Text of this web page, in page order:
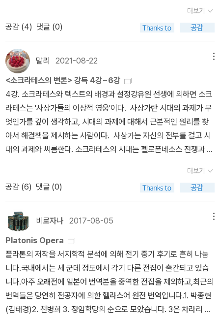
구함(17a~18a)2. 고발인들을 두 부류로 나눔(18a)3. 법정 고발 이
전에 자신에 대한 선입관을 갖게 한 최초의 고발인들과 이들에 대한
변론(18b~24b)1) 자신을 자연에 대한 탐구자로 잘못 말함(19a~d)
2) 자신을 소피스테스로 잘못 앎(19d~20a)4. 자신에 대한 비방들
을 생기게 한 특이한 일과 그 이후의 행각(20c~24a)1) 델피 신탁의
“소크라테스보다 더 현명한 자는 없다”는 응답을 전해 들음(20c~21
a)2) 신탁의 응답이 뜻하는 것이 무엇인지를 확인하러 나섬(21b~22
e)(1) 정치인들과의 대화에서 확인한 것(21c~e)(2) 시인들과의 대
화에서 확인한 것(22a~c)(3) 장인들과의 대화에서 확인한 것(22d
~e)3) 이들에 대한 캐물음으로 증오심을 사는 한편으로 자신이 현자
로 소문이 남(23a)4) 신탁의 응답이 뜻하는 바를 확인함: 무지의 자
각이 곧 지혜임을 깨달음(23b)5) 한가로운 젊은이들이 자신의 흉내
를 내어 잘난 사람들에게 캐묻고 다님(23c)6) 이로 인해 망신당한
1) 젊은이들을 타락시켰다는 죄목과 관련하여(24b~26a)2) 나라가
믿는 신들을 믿지 않는다는 죄목과 관련해서(26b~27e)6. 신이 지
시한 사명에 대한 의식(28a~34b)1) 자신에게 부과된 여러 가지 사
명(28a~31c)2) ‘영적인 것’ 또는 ‘영적인 알림’에 대하여(31c~d)
3) 한 정치적 사건에 대한 저항(32a~e)4) 자신의 행각에 대한 증언
을 요구함(33b~c)7. 자신의 변론 태도와 관련해서: 무죄 판결을 애
걸하지 않는 까닭(34b~35d)II. 사형 구형에 대한 반대 제의를 벌
론 자연학 가운데 일부도 옮겼고, 논리학과 윤리학 중에 안 옮긴 것도
있긴 하지만).비록 '원맨쇼'라고 표현했지만, 오랜 세월 아리스토텔레
스 번역에 매진한 김재홍의 업적은 충분히 인정할 만하다.(물론 그 완
성도에 대해서는 다른 의견도 있을 수 있겠다). 플라톤 전집에 관한
글에서도 말했듯 고전 번역은 올림픽도 월드컵도 아니니 굳이 경쟁할
필요는 없다. 다만 쉽지 않은 일인 만큼, 고생한 사람에게는 마땅한 명
예가 돌아가야 맞지 않나 싶다.여하간 이쯤 되면 김재홍도 단독 번역
전집 완간 욕심이 생길 법하지만 현재로선 어려워 보인다. 번역서가
아카넷, 그린비, 서광사, 길 등 여러 출판사에 뿔뿔이 흩어져 있고, 그
린비와 서광사의 전집에는 다른 번역자도 관여했기 때문이다. 지금으
로선 어느 출판사도 완간을 장담할 수 없으니, 머지않아 '헤쳐모여'를
암학당의 플라톤 전집이 출판사를 옮기면서 완간이 지연되고 판형이
달라져서 독자를 골탕먹였던 것과도 비슷한 상황이 재연될 수 있다.
즉 아카넷이나 그린비의 기존 '전집'을 구매한 독자는 결국 완간되지
못한 낱권만 갖게 되고, 빠진 권수만 채워 넣더라도 디자인 면에서 통
일성이 없는 들쑥날쑥한 '전집'을 가질 수밖에 없는 것이다.결과적으
로는 출판사고 번역자고 간에 '전집'에 대한 철저하고 장기적인 계획
없이 시작한 것이 문제는 아닐까 싶기도 하다. 물론 계획을 갖고 시작
해도 현실의 벽이 만만치 않으니 중도에 뒤집어질 가능성이야 항상
있겠지만, 이 분야에서 모범적인 사례인 서광사와 박종현의 사례처럼
수십 년째 지속되는 협력 관계를 찾아보기 힘들다는 것은 영 안타까
운 일이다.그 와중에 박종현은 이제 <파르메니데스/테아이테토스>
심도 절대적인 것까지 아니기는 마찬가지이다. 최근 논란이 된 뉴진
는 않으니까.지금에 와서 이런 모든 사법 불신의 사례가 나타나는 이
유는 그간 권력과 재력에 좌우된 불공정한 판결이 많았기 때문일 것
이다. 하지만 그렇다고 해서 사법 절차 모두를 불신한다는 것은 불합
리하다. '사법부의 현명한 판단을 기대한다'는 피고인의 입에 발린 발
언도 법원 판결에 대한 신뢰를 전제하는 만큼, 판결 불복은 단순한 이
의 제기 이상의 심각한 위반이다.이번의 대통령 탄핵 재판은 법치주
의에 대한 국민적 불신이 어느 정도인지 드러난 계기였다. 아이러니
한 점은 이런 사법 불신이 원래 오늘날 제1야당의 근간인 운동권의 주
특기였다는 점이다. 과거 군사 독재 정권을 줄곧 불신했던 까닭인지
통령 두 명과 현직 대표가 변호사 출신임에도 그렇다.최근 서부지법
난입 사건으로 절정에 도달한 사법 불신 풍조는 일차적으로 현직 대
통령과 집권 여당의 책임이라 할 수 있지만, 민주당 대표와 원내 3당
대표의 책임 역시 적지 않아 보인다. 왜냐하면 양쪽 모두 개인 비리에
대한 재판마저 잘못된 것이라 주장하며 비난해 왔기 때문이다. 자기
이익을 위해 법치주의를 부정했다는 점은 결국 너나 없이 똑같지 않
을까.여야를 막론하고 입법가인 국회의원부터 국가와 사회의 근간을
흔드는 행위를 일삼아 오다가, 국내는 물론이고 세계에서도 유례를
찾기 힘든 (물론 트럼프가 이미 수년 전에 비슷한 일을 해내기는 했지
만!) 난입 사태가 벌어졌으니, 툭하면 국격 운운하는 나라에서 완전히
나라 망신이고, 이러다가는 과연 탄핵 이후에 법치주의가 재건될 수
자면 졸지에 무용지물이 되어 버린 구판을 떠안은 피해자 명단이라고
할 수도 있겠다. 처음부터 참여한 후원회원이라면 지금쯤 구판 스무
나 갖고 있지 않을까.출판계에서 한 작가, 또는 한 작품을 여러 권으로
나누어 출간하다 중단한다든지, 아니면 중간에 디자인을 바꾸어 통일
성을 깨트린다든지, 최악의 경우에 한동안 출간을 중단했다 재개하여
완간하면서 디자인 변경은 물론이고 박스 세트나 가격 할인이나 특전
부록 같은 혜택을 제공함으로써 꾸준히 구입한 독자를 농락하는 일은
그리 드물지도 않다.반면 한 작가의 작품을 두 출판사가 간행하면서
협의를 통해 판형은 물론이고 디자인까지 똑같이 맞추는 경우도 없지
않으니, 북스피어와 모비딕에서 나눠서 간행하는 마츠모토 세이초 시
연속성을 유지하지 못한 것은 필연적인 결과라기보다는 오히려 배려
부족의 결과로 보인다.<미노스 (외)>처럼 짧은 작품까지도 한 권으
로 간행하는 것을 보면 아카넷의 플라톤 전집은 전30권 내외로 완간
되지 않을까 짐작되는데, 그중 스무 권은 이제이북스에서 나왔던 것
들이니, 권수로만 놓고 보면 60%가 중복 출판인 셈이다.(물론 분량
으로는 전집의 4분의 1쯤을 차지할 법한 <국가>와 <법률>이 압도적
이므로 그 비율도 더 떨어지겠지만).물론 판형 따위야 아무래도 상관
없지 않느냐고 생각하는 사람도 있을지 모르겠지만, 책의 디자인은
읽기의 편의성과도 직결된다. 따라서 새로운 플라톤 전집을 굳이 작
은 판형에 하드커버까지 씌워 가면서 만드는 것이 합리적인지는 충분
히 의문을 제기할 만하다. 현재 판형으로 <국가>나 <법률>을 간행한
다. <국가. 서광사. 박종현 번역> <소크라테스의 변론>은 첫머리부
터 매우 불온하다. 피고발인으로 재판정에 선 소크라테스는 '아테나
이인 여러분!'을 부르며, 말을 시작한다. 현대의 재판 드라마라면 '존
경하는 재판장님'이라 부르지 않고, 뒤를 돌아 '국민 여러분' 이라고
말하는 식이다. 관습을 깨고 나오는 소크라테스의 이 호칭은 연구자
들에게 많은 관심과 논란을 던져 주었다. 누구나 수긍할 수 있는 해석
은 소크라테스가 이 연설을 재판정에 있는 사람들에게만 하려 한 것
이 아니라 아테나이 시민 전체에게 하고자 했던 것이라는 점이다. 읽
어가다 보면 자신의 무죄에 대한 항변이 아니라 아테나이 시민들에게
남기는 소크라테스의 유언에 가깝다는 생각이 든다. 이 연설은 소크
라테스의 마지막 대중 연설이기도 하지만 첫 대중 연설이기도 하다.
소크라테스는 언제나 사적으로만 대화를 해 왔기 때문이다. <크리톤
>에는 소크라테스의 친구인 크리톤이 탈옥을 재촉하면서 이런 말을
도 결과적으로 그렇게 된 것이나, 재판이 이상하게 흘러가버린 것이
나, 이 일이 결국 이런 식으로 어처구니없는 결말로 끝난 것이 우리가
제대로 대처하지 못하고 비겁해서 벌어진 일로 생각되기 때문이네.
우리가 조금만 더 제대로 대처했더라면, 얼마든지 자네 목숨을 구하
고, 자네는 스스로 목숨을 구하는 것이 가능했을 것이네. 그런데도 결
과적으로 우리나 자네나 그렇게 하지 못했네.' (1권 45e~46a) 소크
라테스는 여러번의 기회가 있었다. 재판정에 나오지 않아도 되었고,
사형을 선고받지 않을 수도 있었고, 크리톤의 권유대로 탈옥도 가능
더보기
공감 (4) 댓글 (0)
말리 2021-08-22
<소크라테스의 변론> 강독 4강~6강
4강. 소크라테스와 텍스트의 배경과 설정강유원 선생에 의하면 소크
라테스는 '사상가들의 이상적 영웅'이다. 사상가란 시대의 과제가 무
엇인가를 깊이 생각하고, 시대의 과제에 대해서 근본적인 원리를 찾
아서 해결책을 제시하는 사람이다. 사상가는 자신의 전부를 걸고 시
대의 과제와 씨름한다. 소크라테스의 시대는 펠로폰네소스 전쟁과 전
가 이 혼란을 악덕으로 이끌었다. 민주정 자체가 그 원인이 아니라 민
주정을 이용해 자신과 당파의 이익에 몰두하는 세력들이 득세했기 때
문이다. 해외 무역에 종사하는 사람들과 무기를 만드는 장인들, 오늘
날로 하면 군수업자들이 전쟁을 부추겼다. 불행히도 전쟁에 경제적
이해 관계를 가진 이 사람들이 아테나이 민주정의 핵심 세력이었으며
페리클레스의 지지자들이었다. 민주정이란 어떤 사람, 어떤 집단의
의견이 다수의 것으로 확인되면 국가 정책으로 채택되는 체제이다.
하지만 다수의 결정이 언제나 올바른 것도 아니고, 다수의 의견을 지
지하는 것이 선한 것도 아니다. 다수가 눈앞의 이득에 열광할 때 올바
름은 헌신짝이 되고, 세계는 약육강식의 정글이 된다. 아테나이는 그
렇게 제국이 되었고, 그렇게 몰락의 길을 걸었다. 시켈리아 원정은 2
더보기
공감 (6) 댓글 (0)
비로자나 2017-08-05
Platonis Opera
플라톤의 저작을 서지학적 분석에 의해 전기 중기 후기로 흔히 나눕
니다.국내에서는 세 군데 정도에서 각기 다른 전집이 출간되고 있습
니다.아주 오래전에 일본어 번역본을 중역한 전집을 제외하고,최근의
번역들은 당연히 전공자에 의한 헬라스어 원전 번역입니다.1. 박종현
(김태경)2. 천병희 3. 정암학당의 순으로 모았습니다. 3은 차라리 대